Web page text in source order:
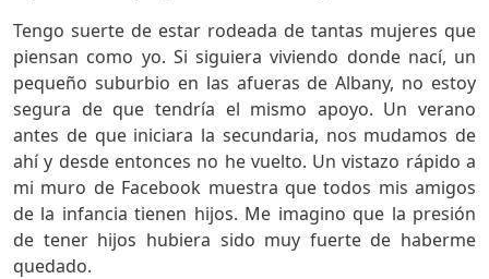
Tengo suerte de estar rodeada de tantas mujeres que
piensan como yo. Si siguiera viviendo donde nací, un
pequeño suburbio en las afueras de Albany, no estoy
segura de que tendría el mismo apoyo. Un verano
antes de que iniciara la secundaria, nos mudamos de
ahí y desde entonces no he vuelto. Un vistazo rápido a
mi muro de Facebook muestra que todos mis amigos
de la infancia tienen hijos. Me imagino que la presión
de tener hijos hubiera sido muy fuerte de haberme
quedado.